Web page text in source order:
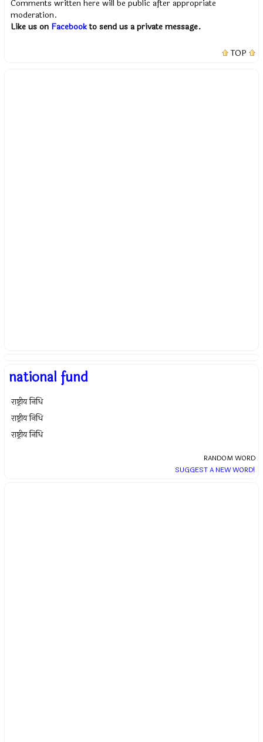
Comments written here will be public after appropriate
moderation.
Like us on Facebookto send us a private message.
TOP
national fund
राष्ट्रीय निधि
राष्ट्रीय निधि
राष्ट्रीय निधि
RANDOM WORD
SUGGEST A NEW WORD!